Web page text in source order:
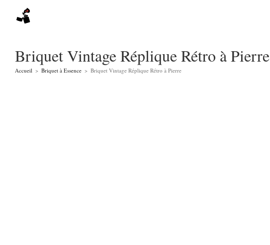
Briquet Vintage Réplique Rétro à Pierre
Accueil > Briquet à Essence > Briquet Vintage Réplique Rétro à Pierre